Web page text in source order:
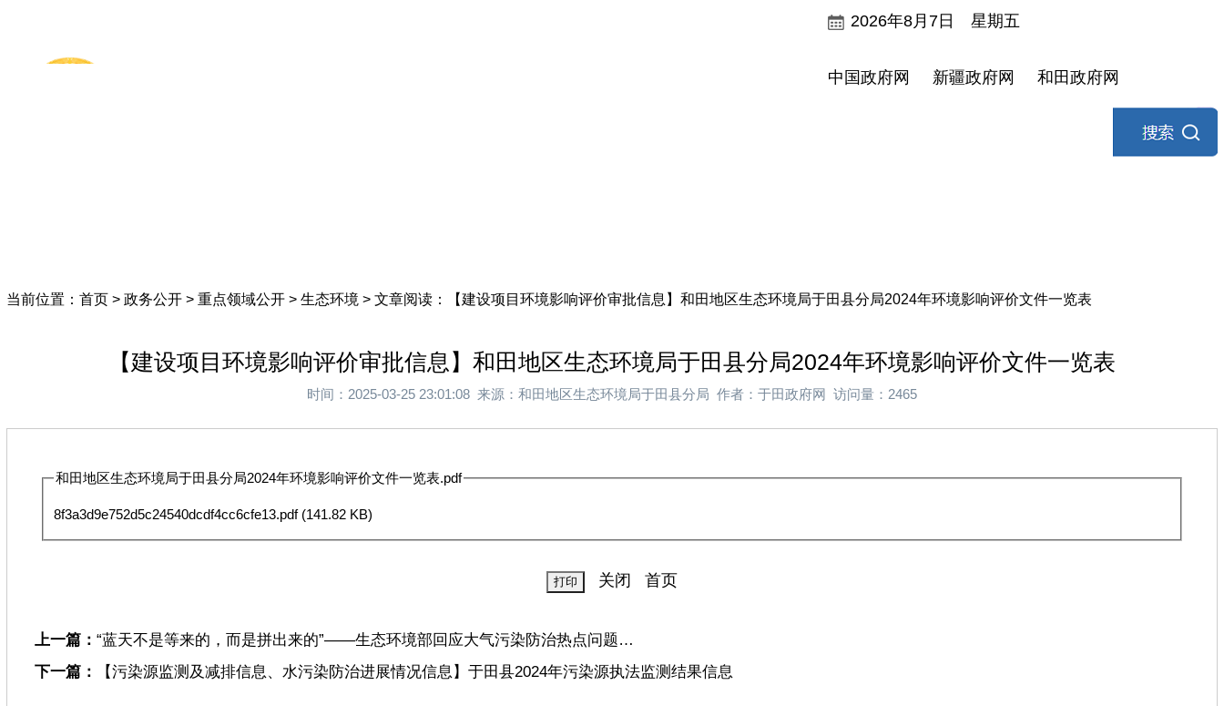
2026年8月7日 星期五
中国政府网 新疆政府网 和田政府网
当前位置： 首页 > 政务公开 > 重点领域公开 > 生态环境 > 文章阅读：【建设项目环境影响评价审批信息】和田地区生态环境局于田县分局2024年环境影响评价文件一览表
【建设项目环境影响评价审批信息】和田地区生态环境局于田县分局2024年环境影响评价文件一览表
时间：2025-03-25 23:01:08 来源：和田地区生态环境局于田县分局 作者：于田政府网 访问量：2465
和田地区生态环境局于田县分局2024年环境影响评价文件一览表.pdf
8f3a3d9e752d5c24540dcdf4cc6cfe13.pdf(141.82 KB)
关闭 首页
上一篇： “蓝天不是等来的，而是拼出来的”——生态环境部回应大气污染防治热点问题…
下一篇：
【污染源监测及减排信息、水污染防治进展情况信息】于田县2024年污染源执法监测结果信息